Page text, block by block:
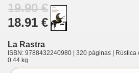
19.90 €
18.91 €
La Rastra
ISBN: 9788432240980 | 320 páginas | Rústica
0.44 kg